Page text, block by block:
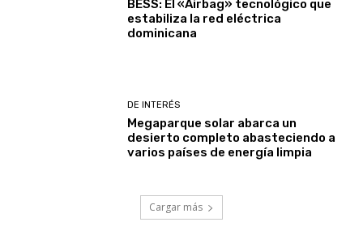
BESS: El «Airbag» tecnológico que
estabiliza la red eléctrica
dominicana
DE INTERÉS
Megaparque solar abarca un
desierto completo abasteciendo a
varios países de energía limpia
Cargar más